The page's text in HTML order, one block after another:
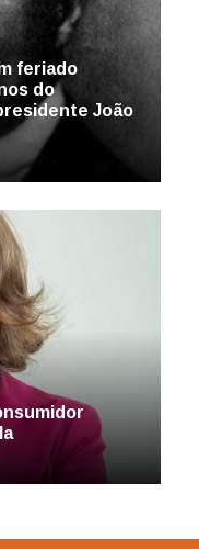
feriado
do
João